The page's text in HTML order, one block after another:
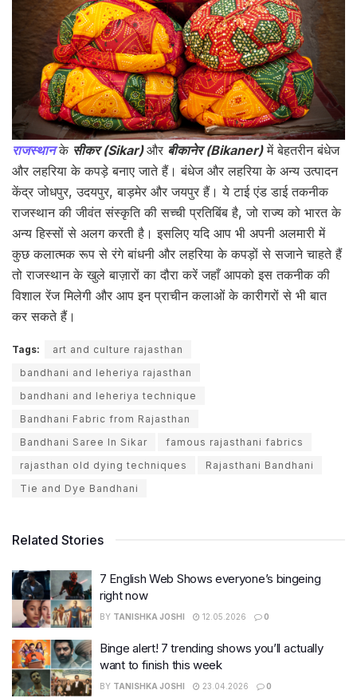
राजस्थानके सीकर (Sikar)और बीकानेर (Bikaner)में बेहतरीन बंधेज
और लहरिया के कपड़े बनाए जाते हैं। बंधेज और लहरिया के अन्य उत्पादन
केंद्र जोधपुर, उदयपुर, बाड़मेर और जयपुर हैं। ये टाई एंड डाई तकनीक
राजस्थान की जीवंत संस्कृति की सच्ची प्रतिबिंब है, जो राज्य को भारत के
अन्य हिस्सों से अलग करती है। इसलिए यदि आप भी अपनी अलमारी में
कुछ कलात्मक रूप से रंगे बांधनी और लहरिया के कपड़ों से सजाने चाहते हैं
तो राजस्थान के खुले बाज़ारों का दौरा करें जहाँ आपको इस तकनीक की
विशाल रेंज मिलेगी और आप इन प्राचीन कलाओं के कारीगरों से भी बात
कर सकते हैं।
Tags:
art and culture rajasthan
bandhani and leheriya rajasthan
bandhani and leheriya technique
Bandhani Fabric from Rajasthan
Bandhani Saree In Sikar
famous rajasthani fabrics
rajasthan old dying techniques
Rajasthani Bandhani
Tie and Dye Bandhani
Related Stories
7 English Web Shows everyone’s bingeing
right now
BY TANISHKA JOSHI 12.05.2026 0
Binge alert! 7 trending shows you’ll actually
want to finish this week
BY TANISHKA JOSHI 23.04.2026 0